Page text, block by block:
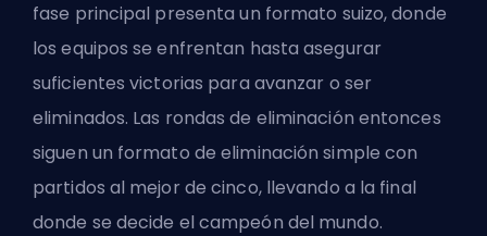
fase principal presenta un formato suizo, donde
los equipos se enfrentan hasta asegurar
suficientes victorias para avanzar o ser
eliminados. Las rondas de eliminación entonces
siguen un formato de eliminación simple con
partidos al mejor de cinco, llevando a la final
donde se decide el campeón del mundo.